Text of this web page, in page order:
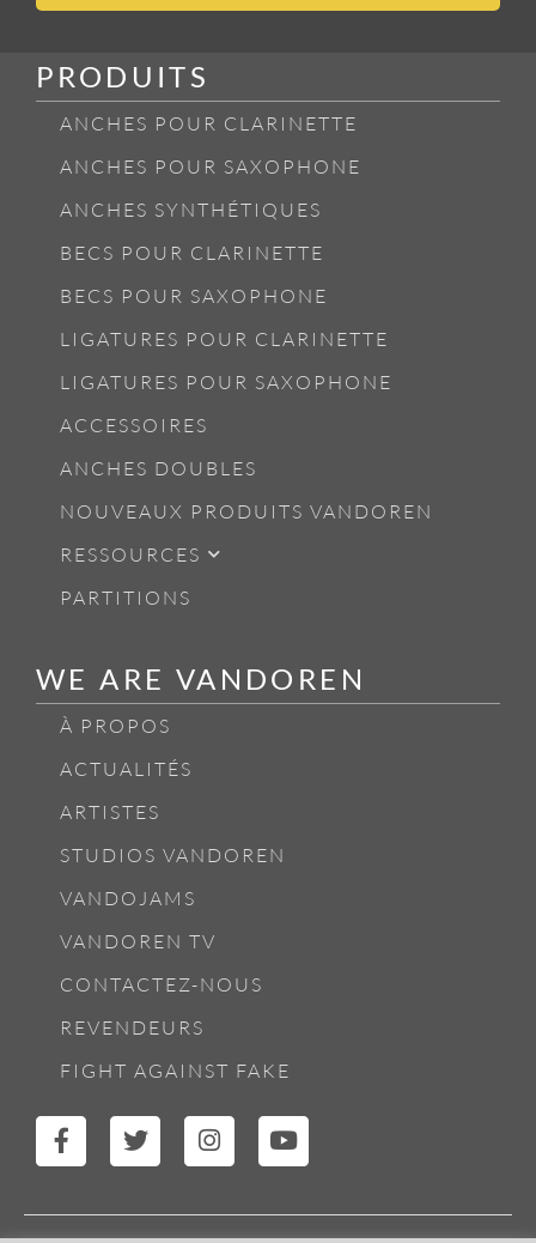
PRODUITS
ANCHES POUR CLARINETTE
ANCHES POUR SAXOPHONE
ANCHES SYNTHÉTIQUES
BECS POUR CLARINETTE
BECS POUR SAXOPHONE
LIGATURES POUR CLARINETTE
LIGATURES POUR SAXOPHONE
ACCESSOIRES
ANCHES DOUBLES
NOUVEAUX PRODUITS VANDOREN
RESSOURCES
PARTITIONS
WE ARE VANDOREN
À PROPOS
ACTUALITÉS
ARTISTES
STUDIOS VANDOREN
VANDOJAMS
VANDOREN TV
CONTACTEZ-NOUS
REVENDEURS
FIGHT AGAINST FAKE